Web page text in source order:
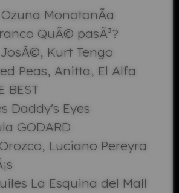
MonotonÃ­a
QuÃ© pasÃ³?
Kurt Tengo
Peas, Anitta, El Alfa
BEST
Daddy's Eyes
GODARD
Luciano Pereyra
La Esquina del Mall